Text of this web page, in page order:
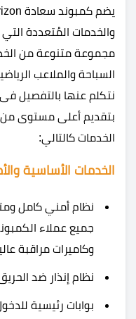
والخدمات المُتعددة التي
مجموعة متنوعة من
السباحة والملاعب
نتكلم عنها بالتفصيل
بتقديم أعلى مستوى من
الخدمات كالتالي:
الخدمات الأساسية
نظام أمني كامل
جميع عملاء
وكاميرات مراقبة
نظام إنذار ضد
بوابات رئيسية